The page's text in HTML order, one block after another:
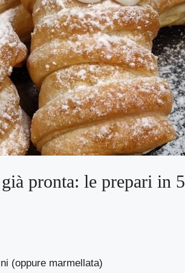
pronta: le prepari in 5
(oppure marmellata)